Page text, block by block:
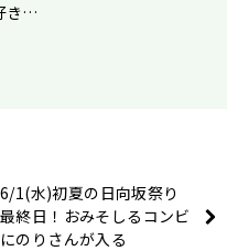
き…
6/1(水)初夏の日向坂祭り
最終日！おみそしるコンビ
にのりさんが入る